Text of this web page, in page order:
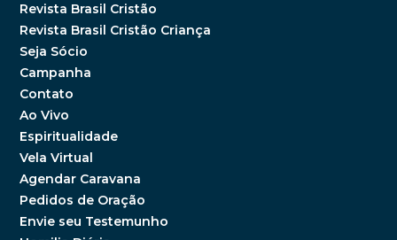
Revista Brasil Cristão
Revista Brasil Cristão Criança
Seja Sócio
Campanha
Contato
Ao Vivo
Espiritualidade
Vela Virtual
Agendar Caravana
Pedidos de Oração
Envie seu Testemunho